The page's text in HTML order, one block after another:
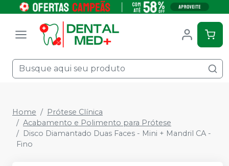
Home
Prótese Clínica
Acabamento e Polimento para Prótese
Disco Diamantado Duas Faces - Mini + Mandril CA -
Fino